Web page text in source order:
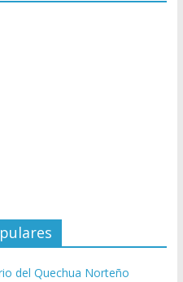
del Quechua Norteño